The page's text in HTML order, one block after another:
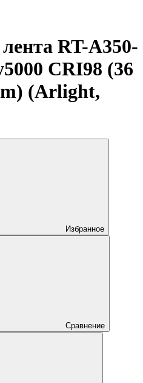
RT-A350-
CRI98 (36
(Arlight,
Избранное
Сравнение